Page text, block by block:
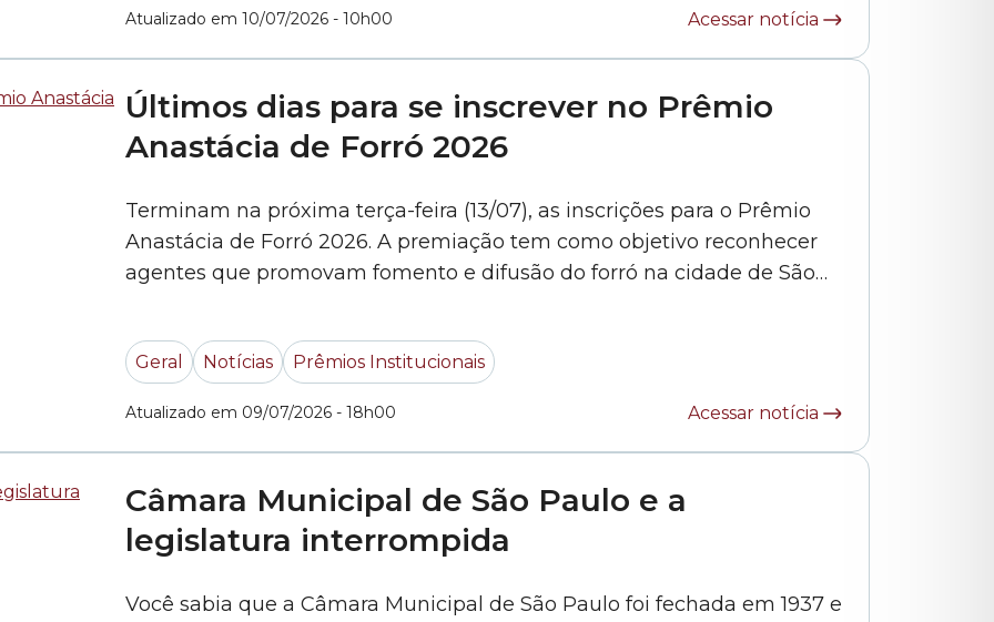
Atualizado em 10/07/2026 - 10h00 Acessar notícia
Últimos dias para se inscrever no Prêmio
Anastácia de Forró 2026
Terminam na próxima terça-feira (13/07), as inscrições para o Prêmio
Anastácia de Forró 2026. A premiação tem como objetivo reconhecer
agentes que promovam fomento e difusão do forró na cidade de São
produção cultural e pesquisa. Cada pessoa ou entidade poderá realizar
sua inscrição em,... »
Geral Notícias Prêmios Institucionais
Atualizado em 09/07/2026 - 18h00 Acessar notícia
Câmara Municipal de São Paulo e a
legislatura interrompida
Você sabia que a Câmara Municipal de São Paulo foi fechada em 1937 e